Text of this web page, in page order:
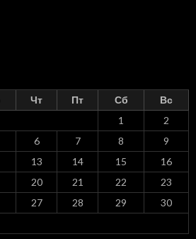
Чт Пт Сб
Вс
1
2
6 7 8
9
13 14 15
16
20 21 22
23
27 28 29
30